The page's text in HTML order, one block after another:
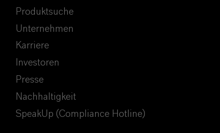
Produktsuche
Unternehmen
Karriere
Investoren
Presse
Nachhaltigkeit
SpeakUp (Compliance Hotline)